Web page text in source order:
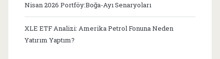
Nisan 2026 Portföy:Boğa-Ayı Senaryoları
XLE ETF Analizi: Amerika Petrol Fonuna Neden
Yatırım Yaptım?